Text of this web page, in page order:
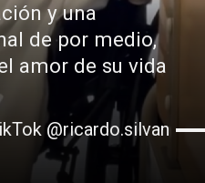
y una
de por medio,
amor de su vida
@ricardo.silvan